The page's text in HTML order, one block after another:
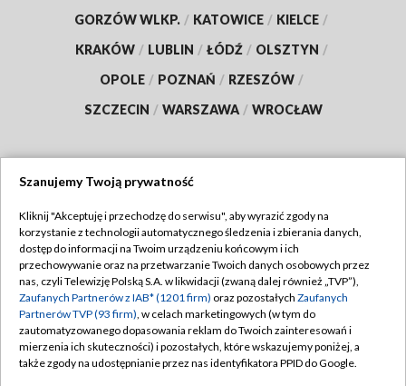
GORZÓW WLKP. / KATOWICE / KIELCE /
KRAKÓW / LUBLIN / ŁÓDŹ / OLSZTYN /
OPOLE / POZNAŃ / RZESZÓW /
SZCZECIN / WARSZAWA / WROCŁAW
TVP
Abonament TVP
Emisja w TVP
Centrum informacji TVP
Naziemna Telewizja Cyfrowa
Regulamin TVP
Polityka prywatności
Moje zgody
Pomoc
Szanujemy Twoją prywatność
Kliknij "Akceptuję i przechodzę do serwisu", aby wyrazić zgody na
korzystanie z technologii automatycznego śledzenia i zbierania danych,
dostęp do informacji na Twoim urządzeniu końcowym i ich
przechowywanie oraz na przetwarzanie Twoich danych osobowych przez
nas, czyli Telewizję Polską S.A. w likwidacji (zwaną dalej również „TVP”),
Zaufanych Partnerów z IAB* (1201 firm) oraz pozostałych Zaufanych
Partnerów TVP (93 firm), w celach marketingowych (w tym do
zautomatyzowanego dopasowania reklam do Twoich zainteresowań i
mierzenia ich skuteczności) i pozostałych, które wskazujemy poniżej, a
także zgody na udostępnianie przez nas identyfikatora PPID do Google.